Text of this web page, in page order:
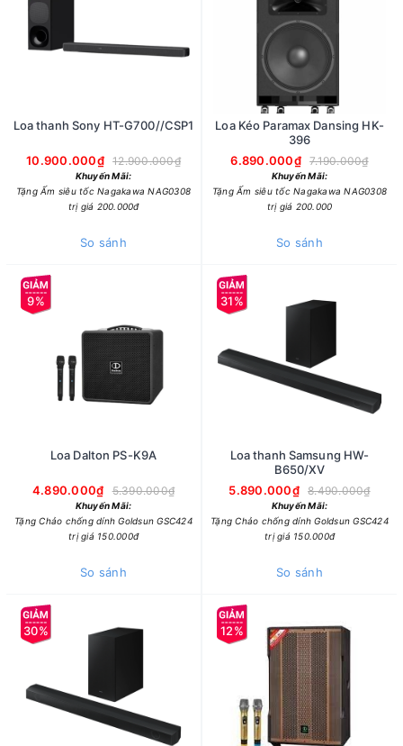
Loa thanh Sony HT-G700//CSP1
10.900.000₫ 12.900.000₫
Khuyến Mãi:
Tặng Ấm siêu tốc Nagakawa NAG0308
trị giá 200.000đ
So sánh
Loa Kéo Paramax Dansing HK-
396
6.890.000₫
7.190.000₫
Khuyến Mãi:
Tặng Ấm siêu tốc Nagakawa NAG0308
trị giá 200.000
So sánh
9%
Loa Dalton PS-K9A
4.890.000₫ 5.390.000₫
Khuyến Mãi:
Tặng Chảo chống dính Goldsun GSC424
trị giá 150.000đ
So sánh
31%
Loa thanh Samsung HW-
B650/XV
5.890.000₫
8.490.000₫
Khuyến Mãi:
Tặng Chảo chống dính Goldsun GSC424
trị giá 150.000đ
So sánh
30% 12%